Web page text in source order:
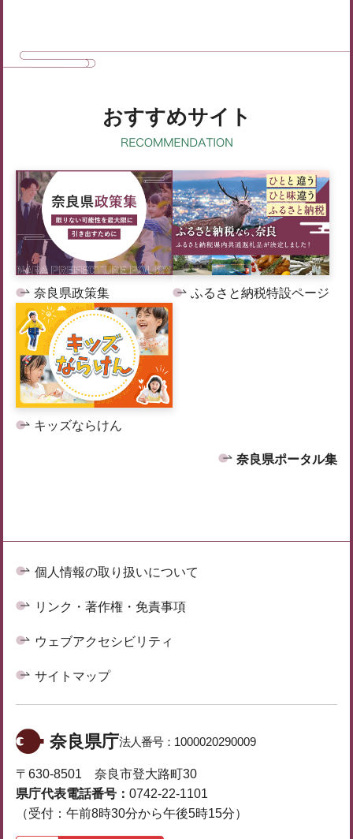
おすすめサイト
奈良県政策集 ふるさと納税特設ページ
キッズならけん
奈良県ポータル集
個人情報の取り扱いについて
リンク・著作権・免責事項
ウェブアクセシビリティ
サイトマップ
奈良県庁法人番号： 1000020290009
〒630-8501 奈良市登大路町30
県庁代表電話番号： 0742-22-1101
（受付：午前8時30分から午後5時15分）